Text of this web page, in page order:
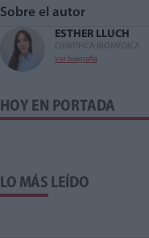
Sobre el autor
ESTHER LLUCH
CIENTÍFICA BIOMÉDICA
Ver biografía
HOY EN PORTADA
LO MÁS LEÍDO